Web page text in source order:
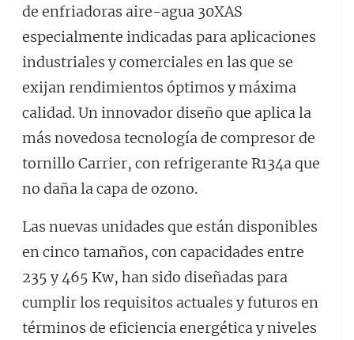
de enfriadoras aire-agua 30XAS
especialmente indicadas para aplicaciones
industriales y comerciales en las que se
exijan rendimientos óptimos y máxima
calidad. Un innovador diseño que aplica la
más novedosa tecnología de compresor de
tornillo Carrier, con refrigerante R134a que
no daña la capa de ozono.
Las nuevas unidades que están disponibles
en cinco tamaños, con capacidades entre
235 y 465 Kw, han sido diseñadas para
cumplir los requisitos actuales y futuros en
términos de eficiencia energética y niveles